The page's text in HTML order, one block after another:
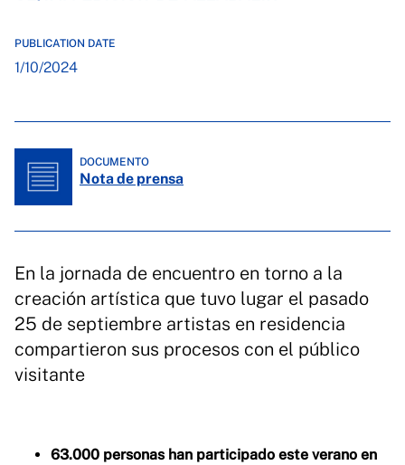
PUBLICATION DATE
1/10/2024
DOCUMENTO
Nota de prensa
En la jornada de encuentro en torno a la
creación artística que tuvo lugar el pasado
25 de septiembre artistas en residencia
compartieron sus procesos con el público
visitante
63.000 personas han participado este verano en